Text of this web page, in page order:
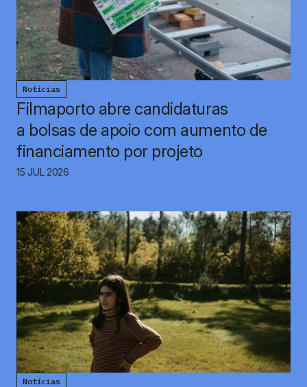
Notícias
Filmaporto abre candidaturas
a bolsas de apoio com aumento de
financiamento por projeto
15 JUL 2026
Notícias